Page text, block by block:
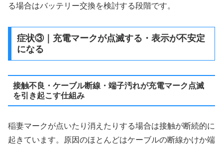
る場合はバッテリー交換を検討する段階です。
症状③｜充電マークが点滅する・表示が不安定
になる
接触不良・ケーブル断線・端子汚れが充電マーク点滅
を引き起こす仕組み
稲妻マークが点いたり消えたりする場合は接触が断続的に
起きています。原因のほとんどはケーブルの断線かけか端